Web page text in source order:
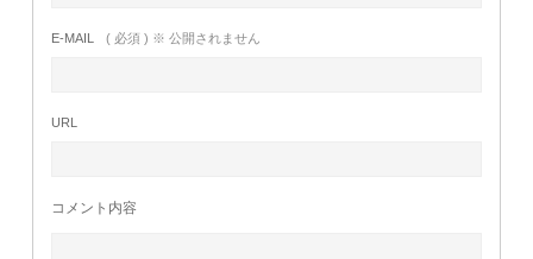
E-MAIL ( 必須 ) ※ 公開されません
URL
コメント内容